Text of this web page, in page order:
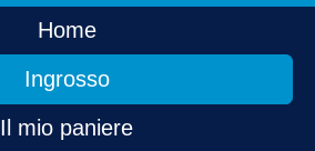
Home
Ingrosso
Il mio paniere